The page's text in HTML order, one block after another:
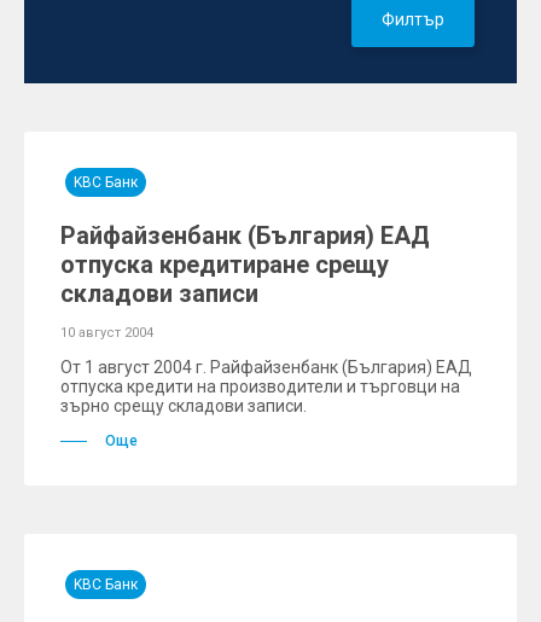
Филтър
KBC Банк
Райфайзенбанк (България) ЕАД
отпуска кредитиране срещу
складови записи
10 август 2004
От 1 август 2004 г. Райфайзенбанк (България) ЕАД
отпуска кредити на производители и търговци на
зърно срещу складови записи.
Още
KBC Банк